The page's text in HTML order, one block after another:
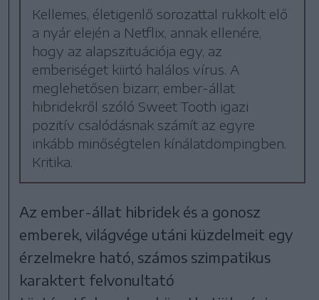
Kellemes, életigenlő sorozattal rukkolt elő
a nyár elején a Netflix, annak ellenére,
hogy az alapszituációja egy, az
emberiséget kiirtó halálos vírus. A
meglehetősen bizarr, ember-állat
hibridekről szóló Sweet Tooth igazi
pozitív csalódásnak számít az egyre
inkább minőségtelen kínálatdömpingben.
Kritika.
Az ember-állat hibridek és a gonosz
emberek, világvége utáni küzdelmeit egy
érzelmekre ható, számos szimpatikus
karaktert felvonultató